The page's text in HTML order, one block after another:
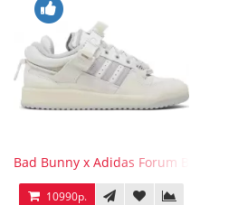
Bad Bunny x Adidas Forum Buckle
10990р.